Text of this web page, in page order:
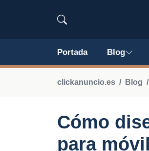
Portada Blog
clickanuncio.es Blog
Cómo
para